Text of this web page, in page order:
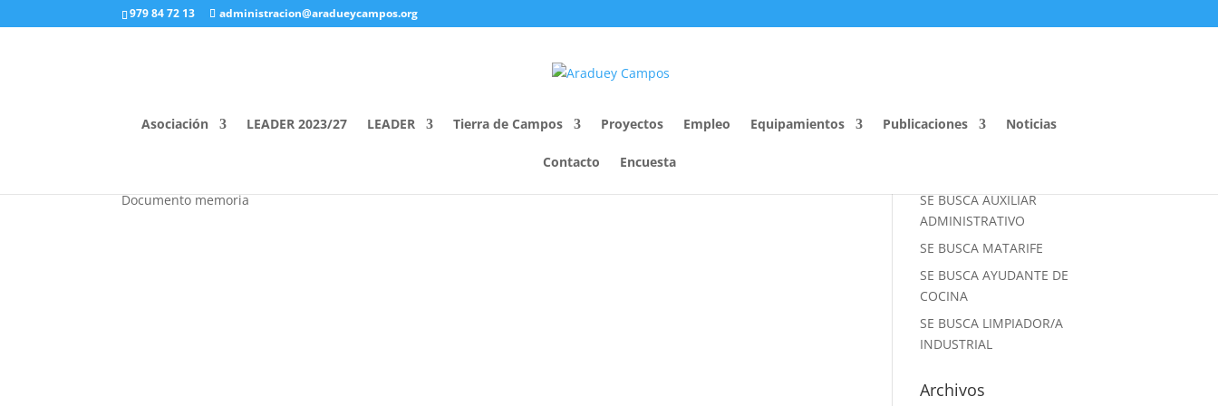
979 84 72 13 administracion@aradueycampos.org
Asociación LEADER 2023/27 LEADER Tierra de Campos Proyectos Empleo Equipamientos Publicaciones Noticias
Contacto Encuesta
Documento memoria
Entradas recientes
SE BUSCA AUXILIAR
ADMINISTRATIVO
SE BUSCA MATARIFE
SE BUSCA AYUDANTE DE
COCINA
SE BUSCA LIMPIADOR/A
INDUSTRIAL
Archivos